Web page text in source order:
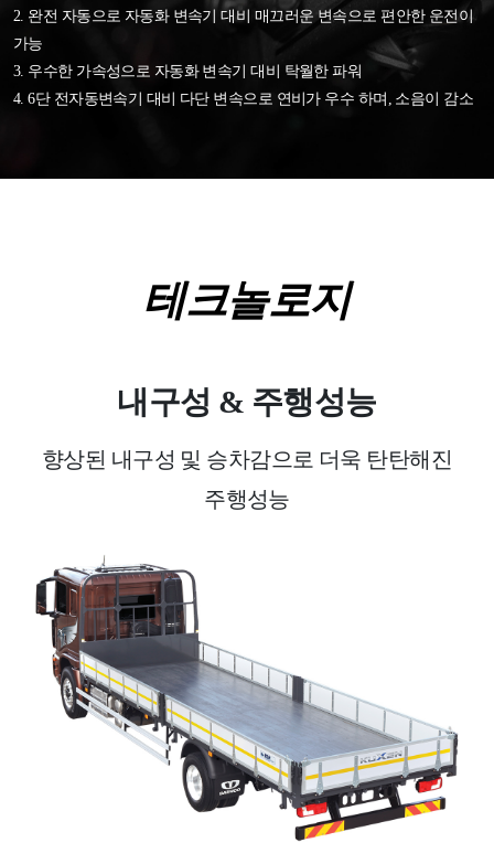
2. 완전 자동으로 자동화 변속기 대비 매끄러운 변속으로 편안한 운전이
가능
3. 우수한 가속성으로 자동화 변속기 대비 탁월한 파워
4. 6단 전자동변속기 대비 다단 변속으로 연비가 우수 하며, 소음이 감소
테크놀로지
내구성 & 주행성능
향상된 내구성 및 승차감으로 더욱 탄탄해진
주행성능